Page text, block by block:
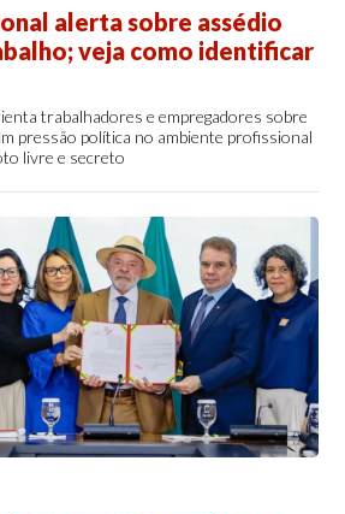
alerta sobre assédio
veja como identificar
trabalhadores e empregadores sobre
pressão política no ambiente profissional
livre e secreto